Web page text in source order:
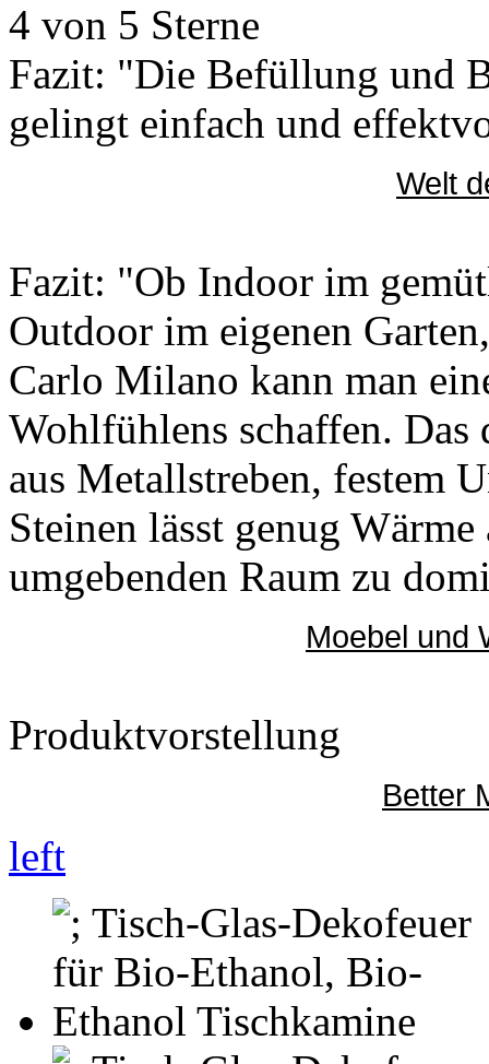
4 von 5 Sterne
Fazit: "Die Befüllung und
gelingt einfach und
Welt
Fazit: "Ob Indoor im
Outdoor im eigenen
Carlo Milano kann man
Wohlfühlens schaffen.
aus Metallstreben, festem
Steinen lässt genug
umgebenden Raum zu
Moebel und
Produktvorstellung
Better
left